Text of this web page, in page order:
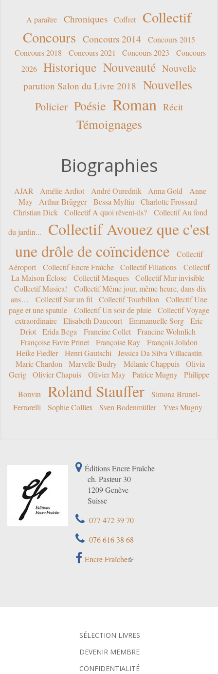
A paraître Chroniques Coffret
Collectif
Concours Concours 2014
Concours 2015
Concours 2018
Concours 2021 Concours 2023
Concours
2026
Historique Nouveauté Nouvelle
parution Salon du Livre 2018 Nouvelles
Policier Poésie Roman Récit
Témoignages
Biographies
AJAR Amélie Ardiot André Ourednik Anna Gold
Anne
May
Arthur Brügger Bessa Myftiu
Charlotte Frossard
Christian Dick
Collectif A quoi rêvent-ils?
Collectif Au fond
du jardin...
Collectif Avouez que c'est
une drôle de coïncidence
Collectif
Aéroport
Collectif Encre Fraîche Collectif Filiations
Collectif
La Maison Éclose
Collectif Masques
Collectif Mur invisible
Collectif Musica!
Collectif Même jour, même heure, dans dix
ans…
Collectif Sur un fil Collectif Tourbillon
Collectif Une
page et une spatule
Collectif Un soir de pluie
Collectif Voyage
extraordinaire
Elisabeth Daucourt Emmanuelle Sorg
Eric
Driot
Erida Bega Francine Collet
Francine Wohnlich
Françoise Favre Prinet
Françoise Ray
François Jolidon
Heike Fiedler
Henri Gautschi
Jessica Da Silva Villacastín
Marie Chardon
Maryelle Budry Mélanie Chappuis
Olivia
Gerig
Olivier Chapuis Olivier May Patrice Mugny
Philippe
Bonvin
Roland Stauffer
Simona Brunel-
Ferrarelli
Sophie Colliex Sven Bodenmüller Yves Mugny
Éditions Encre Fraîche
ch. Pasteur 30
1209 Genève
Suisse
077 472 39 70
076 616 38 68
Encre Fraîche
SÉLECTION LIVRES
DEVENIR MEMBRE
CONFIDENTIALITÉ